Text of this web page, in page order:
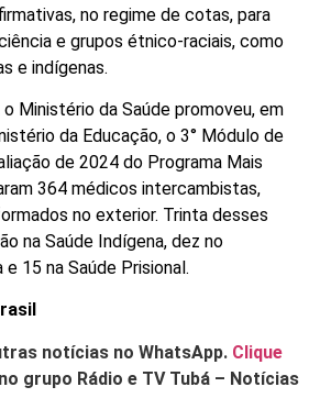
no regime de cotas, para
e grupos étnico-raciais, como
e indígenas.
o Ministério da Saúde promoveu, em
da Educação, o 3° Módulo de
de 2024 do Programa Mais
364 médicos intercambistas,
no exterior. Trinta desses
na Saúde Indígena, dez no
e 15 na Saúde Prisional.
notícias no WhatsApp. Clique
grupo Rádio e TV Tubá – Notícias